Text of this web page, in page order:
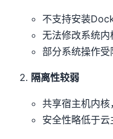
不支持安装
无法修改系统内
部分系统操作受
隔离性较弱
共享宿主机内
安全性略低于云